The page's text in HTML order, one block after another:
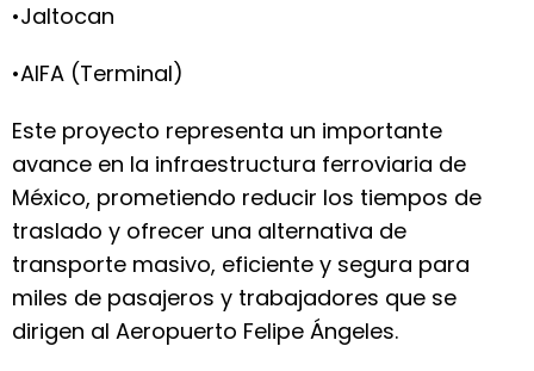
•Jaltocan
•AIFA (Terminal)
Este proyecto representa un importante
avance en la infraestructura ferroviaria de
México, prometiendo reducir los tiempos de
traslado y ofrecer una alternativa de
transporte masivo, eficiente y segura para
miles de pasajeros y trabajadores que se
dirigen al Aeropuerto Felipe Ángeles.